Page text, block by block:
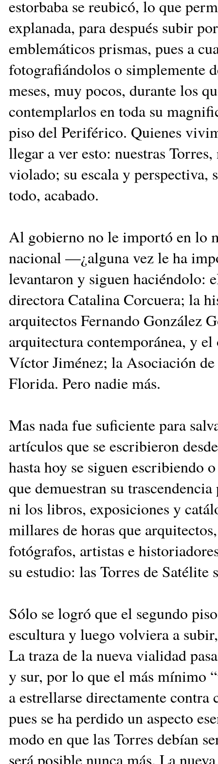
estorbaba se reubicó, lo que
explanada, para después subir
emblemáticos prismas, pues a
fotografiándolos o simplemente
meses, muy pocos, durante los
contemplarlos en toda su
piso del Periférico. Quienes
llegar a ver esto: nuestras
violado; su escala y perspectiva,
todo, acabado.
Al gobierno no le importó en lo
nacional —¿alguna vez le ha
levantaron y siguen haciéndolo:
directora Catalina Corcuera; la
arquitectos Fernando González
arquitectura contemporánea, y
Víctor Jiménez; la Asociación
Florida. Pero nadie más.
Mas nada fue suficiente para
artículos que se escribieron
hasta hoy se siguen escribiendo
que demuestran su
ni los libros, exposiciones y
millares de horas que
fotógrafos, artistas e
su estudio: las Torres de Satélite
Sólo se logró que el segundo
escultura y luego volviera a
La traza de la nueva vialidad
y sur, por lo que el más mínimo
a estrellarse directamente contra
pues se ha perdido un aspecto
modo en que las Torres debían
será posible nunca más. La